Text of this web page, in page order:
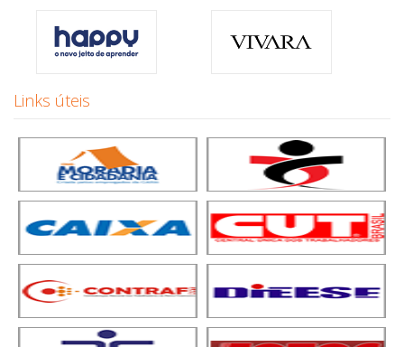
Links úteis